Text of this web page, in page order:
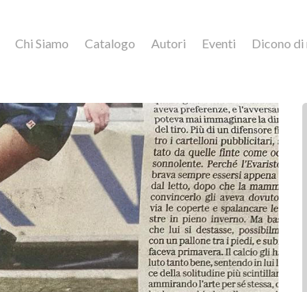
Chi Siamo Catalogo Autori Eventi Dicono di